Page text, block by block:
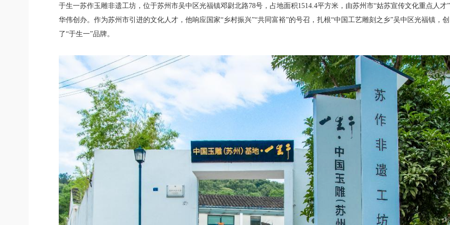
于生一苏作玉雕非遗工坊，位于苏州市吴中区光福镇邓尉北路78号，占地面积1514.4平方米，由苏州市“姑苏宣传文化重点人才
华伟创办。作为苏州市引进的文化人才，他响应国家“乡村振兴”“共同富裕”的号召，扎根“中国工艺雕刻之乡”吴中区光福镇，
了“于生一”品牌。